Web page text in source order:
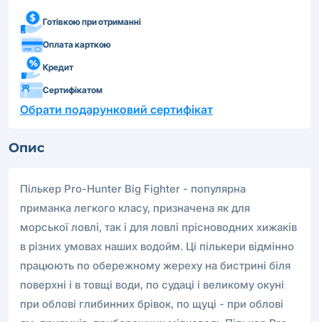
Готівкою при отриманні
Оплата карткою
Кредит
Сертифікатом
Обрати подарунковий сертифікат
Опис
Пількер Pro-Hunter Big Fighter - популярна
приманка легкого класу, призначена як для
морської ловлі, так і для ловлі прісноводних хижаків
в різних умовах наших водойм. Ці пількери відмінно
працюють по обережному жереху на бистрині біля
поверхні і в товщі води, по судаці і великому окуні
при облові глибинних брівок, по щуці - при облові